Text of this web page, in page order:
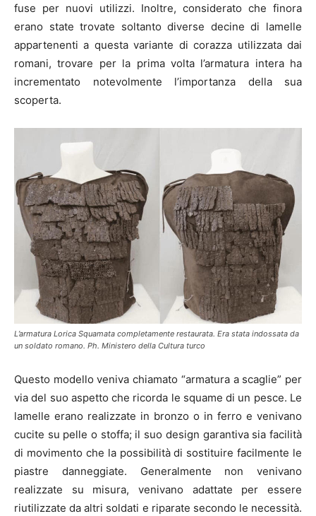
fuse per nuovi utilizzi. Inoltre, considerato che finora
erano state trovate soltanto diverse decine di lamelle
appartenenti a questa variante di corazza utilizzata dai
romani, trovare per la prima volta l’armatura intera ha
incrementato notevolmente l’importanza della sua
scoperta.
L’armatura Lorica Squamata completamente restaurata. Era stata indossata da
un soldato romano. Ph. Ministero della Cultura turco
Questo modello veniva chiamato “armatura a scaglie” per
via del suo aspetto che ricorda le squame di un pesce. Le
lamelle erano realizzate in bronzo o in ferro e venivano
cucite su pelle o stoffa; il suo design garantiva sia facilità
di movimento che la possibilità di sostituire facilmente le
piastre danneggiate. Generalmente non venivano
realizzate su misura, venivano adattate per essere
riutilizzate da altri soldati e riparate secondo le necessità.